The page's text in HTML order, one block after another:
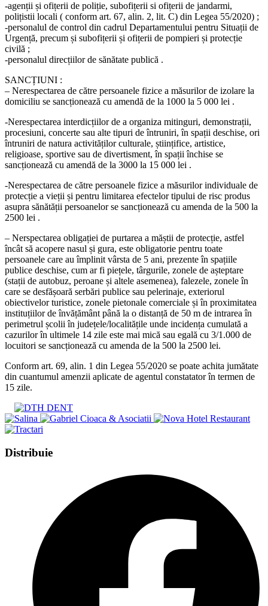
-agenții și ofițerii de poliție, subofițerii si ofițerii de jandarmi,
polițistii locali ( conform art. 67, alin. 2, lit. C) din Legea 55/2020) ;
-personalul de control din cadrul Departamentului pentru Situații de
Urgență, precum și subofițerii și ofițerii de pompieri și protecție
civilă ;
-personalul direcțiilor de sănătate publică .
SANCȚIUNI :
– Nerespectarea de către persoanele fizice a măsurilor de izolare la
domiciliu se sancționează cu amendă de la 1000 la 5 000 lei .
-Nerespectarea interdicțiilor de a organiza mitinguri, demonstrații,
procesiuni, concerte sau alte tipuri de întruniri, în spații deschise, ori
întruniri de natura activităților culturale, științifice, artistice,
religioase, sportive sau de divertisment, în spații închise se
sancționează cu amendă de la 3000 la 15 000 lei .
-Nerespectarea de către persoanele fizice a măsurilor individuale de
protecție a vieții și pentru limitarea efectelor tipului de risc produs
asupra sănătății persoanelor se sancționează cu amenda de la 500 la
2500 lei .
– Nerspectarea obligației de purtarea a măștii de protecție, astfel
încât să acopere nasul și gura, este obligatorie pentru toate
persoanele care au împlinit vârsta de 5 ani, prezente în spațiile
publice deschise, cum ar fi piețele, târgurile, zonele de așteptare
(stații de autobuz, peroane și altele asemenea), falezele, zonele în
care se desfășoară serbări publice sau pelerinaje, exteriorul
obiectivelor turistice, zonele pietonale comerciale și în proximitatea
instituțiilor de învățământ până la o distanță de 50 m de intrarea în
perimetrul școlii în județele/localitățile unde incidența cumulată a
cazurilor în ultimele 14 zile este mai mică sau egală cu 3/1.000 de
locuitori se sancționează cu amenda de la 500 la 2500 lei.
Conform art. 69, alin. 1 din Legea 55/2020 se poate achita jumătate
din cuantumul amenzii aplicate de agentul constatator în termen de
15 zile.
DistribuieShare
window